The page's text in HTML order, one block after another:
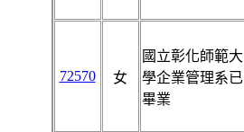
72570 女
國立彰化師範大
學企業管理系已
畢業